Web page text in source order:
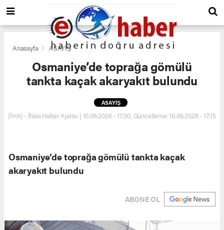
Anasayfa ASAYİŞ
Osmaniye’de toprağa gömülü
tankta kaçak akaryakıt bulundu
ASAYİŞ
(İHA) - İhlas Haber Ajansı | 10.06.2026 - 17:30, Güncelleme: 10.06.2026 - 17:15
Osmaniye’de toprağa gömülü tankta kaçak
akaryakıt bulundu
ABONE OL